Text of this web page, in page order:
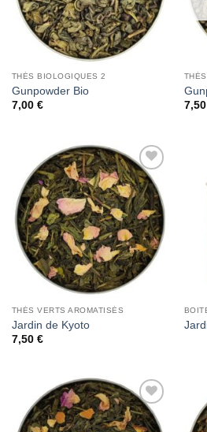
THÉS BIOLOGIQUES 2
Gunpowder Bio
7,00 €
7,50
Add to
Wishlist
THÉS VERTS AROMATISÉS
Jardin de Kyoto
7,50 €
Add to
Wishlist